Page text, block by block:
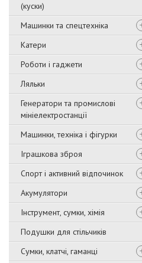
(куски)
Машинки та спецтехніка
Катери
Роботи і гаджети
Ляльки
Генератори та промислові
мініелектростанції
Машинки, техніка і фігурки
Іграшкова зброя
Спорт і активний відпочинок
Акумулятори
Інструмент, сумки, хімія
Подушки для стільчиків
Сумки, клатчі, гаманці